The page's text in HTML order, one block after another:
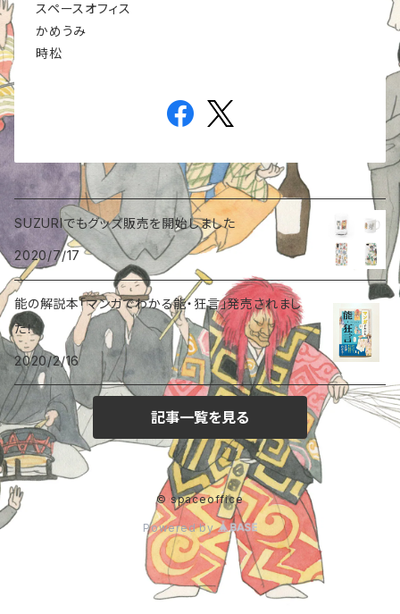
スペースオフィス
かめうみ
時松
SUZURIでもグッズ販売を開始しました
2020/7/17
能の解説本「マンガでわかる能・狂言」発売されまし
た！
2020/2/16
記事一覧を見る
© spaceoffice
Powered by